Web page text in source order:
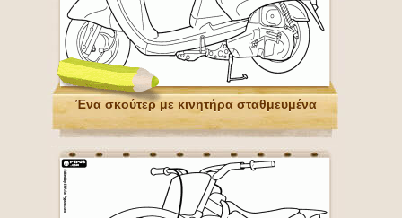
Ένα σκούτερ με κινητήρα σταθμευμένα